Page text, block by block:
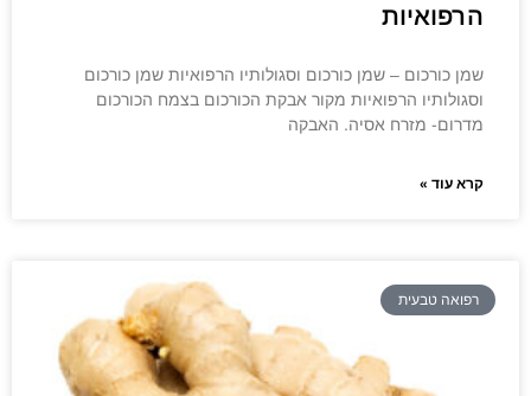
הרפואיות
שמן כורכום – שמן כורכום וסגולותיו הרפואיות שמן כורכום
וסגולותיו הרפואיות מקור אבקת הכורכום בצמח הכורכום
מדרום- מזרח אסיה. האבקה
קרא עוד »
רפואה טבעית